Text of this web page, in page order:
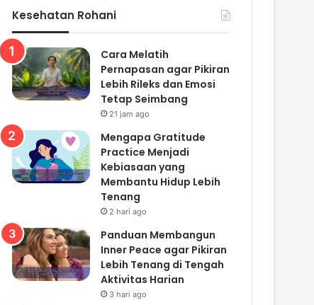
Kesehatan Rohani
Cara Melatih
Pernapasan agar Pikiran
Lebih Rileks dan Emosi
Tetap Seimbang
21 jam ago
Mengapa Gratitude
Practice Menjadi
Kebiasaan yang
Membantu Hidup Lebih
Tenang
2 hari ago
Panduan Membangun
Inner Peace agar Pikiran
Lebih Tenang di Tengah
Aktivitas Harian
3 hari ago